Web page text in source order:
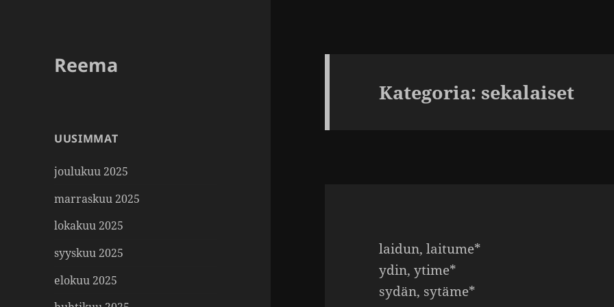
Reema
UUSIMMAT
joulukuu 2025
marraskuu 2025
lokakuu 2025
syyskuu 2025
elokuu 2025
Kategoria:sekalaiset
laidun, laitume*
ydin, ytime*
sydän, sytäme*